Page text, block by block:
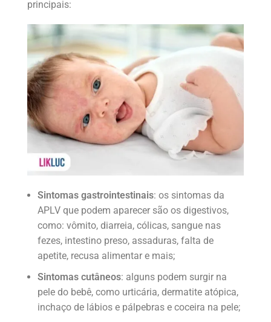
principais:
Sintomas gastrointestinais: os sintomas da
APLV que podem aparecer são os digestivos,
como: vômito, diarreia, cólicas, sangue nas
fezes, intestino preso, assaduras, falta de
apetite, recusa alimentar e mais;
Sintomas cutâneos: alguns podem surgir na
pele do bebê, como urticária, dermatite atópica,
inchaço de lábios e pálpebras e coceira na pele;